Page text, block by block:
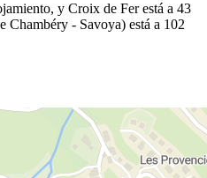
y Croix de Fer está a 43
Chambéry - Savoya) está a 102